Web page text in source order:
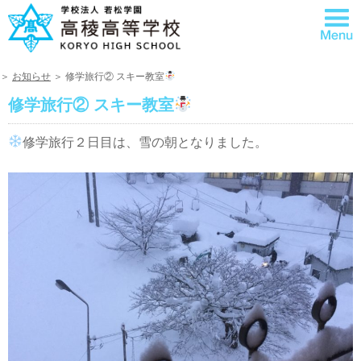
＞ お知らせ ＞ 修学旅行② スキー教室
修学旅行② スキー教室
修学旅行２日目は、雪の朝となりました。